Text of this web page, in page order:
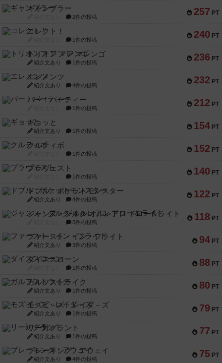
257 PT
ギャンブラー
2件の投稿
240 PT
コレクト！
1件の投稿
236 PT
トリオンフ ア マレンゴ
紹介文あり 1件の投稿
232 PT
エレメンツ
紹介文あり 4件の投稿
212 PT
バー！パーティー
1件の投稿
154 PT
ギョッと
紹介文あり 1件の投稿
152 PT
クルティボ
1件の投稿
140 PT
ブラヴェスト
1件の投稿
122 PT
ドブル：ポケットモンスター
紹介文あり 4件の投稿
118 PT
ジャンヌ・ダルク-オルレアン ドロー＆ライト
5件の投稿
94 PT
ファースト・イン・フライト
紹介文あり 3件の投稿
88 PT
ダイススローン
1件の投稿
80 PT
ガルフストライク
紹介文あり 1件の投稿
79 PT
モズビ－ズ・レイダ－ズ
紹介文あり 1件の投稿
77 PT
リー対グラント
紹介文あり 1件の投稿
75 PT
ブレーキング・アウェイ
紹介文あり 4件の投稿